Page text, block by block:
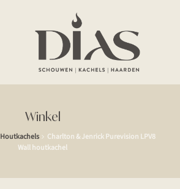
Winkel
Houtkachels
Charlton & Jenrick Purevision LPV8
Wall houtkachel